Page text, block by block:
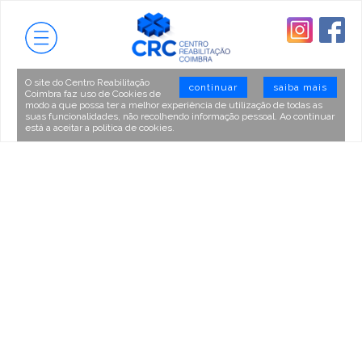
saiba mais
continuar
O site do Centro Reabilitação
Coimbra faz uso de Cookies de
modo a que possa ter a melhor experiência de utilização de todas as
suas funcionalidades, não recolhendo informação pessoal. Ao continuar
está a aceitar a política de cookies.